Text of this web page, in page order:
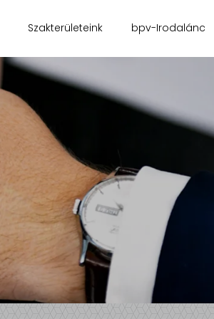
Szakterületeink bpv-Irodalánc